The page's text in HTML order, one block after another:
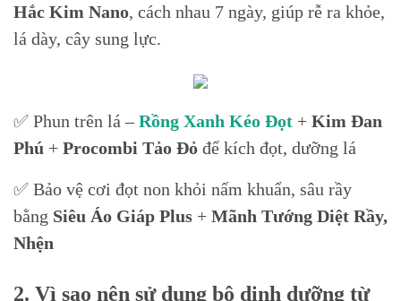
Hắc Kim Nano, cách nhau 7 ngày, giúp rễ ra khỏe,
lá dày, cây sung lực.
✅ Phun trên lá –Rồng Xanh Kéo Đọt + Kim Đan
Phú + Procombi Tảo Đỏ để kích đọt, dưỡng lá
✅ Bảo vệ cơi đọt non khỏi nấm khuẩn, sâu rầy
bằng Siêu Áo Giáp Plus + Mãnh Tướng Diệt Rầy,
Nhện
2. Vì sao nên sử dụng bộ dinh dưỡng từ